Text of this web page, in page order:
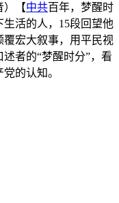
）【中共百年，梦醒时
活的人，15段回望他
覆宏大叙事，用平民视
者的“梦醒时分”，看
的认知。